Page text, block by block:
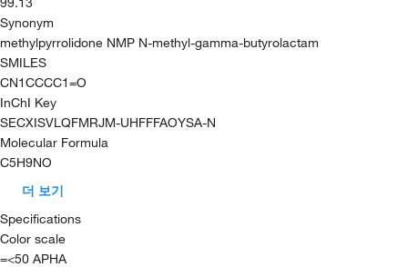
Synonym
methylpyrrolidone NMP N-methyl-gamma-butyrolactam
SMILES
CN1CCCC1=O
InChI Key
SECXISVLQFMRJM-UHFFFAOYSA-N
Molecular Formula
C5H9NO
더 보기
Specifications
Color scale
=<50 APHA